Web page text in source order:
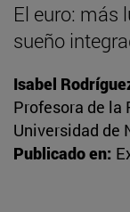
El euro: más
sueño
Isabel
Profesora de la
Universidad de
Publicado en: